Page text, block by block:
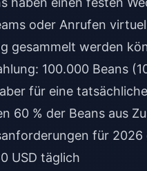
oder Anrufen
gesammelt werden
100.000 Beans
für eine
60 % der Beans aus
für
USD täglich